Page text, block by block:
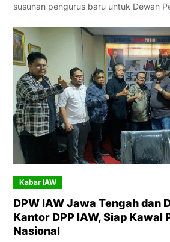
susunan pengurus baru untuk Dewan
Kabar IAW
DPW IAW Jawa Tengah dan
Kantor DPP IAW, Siap Kawal
Nasional